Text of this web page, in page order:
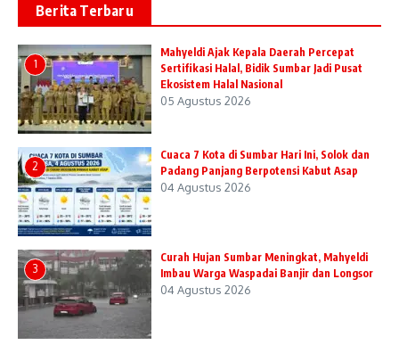
Berita Terbaru
1
Mahyeldi Ajak Kepala Daerah Percepat
Sertifikasi Halal, Bidik Sumbar Jadi Pusat
Ekosistem Halal Nasional
05 Agustus 2026
2
Cuaca 7 Kota di Sumbar Hari Ini, Solok dan
Padang Panjang Berpotensi Kabut Asap
04 Agustus 2026
3
Curah Hujan Sumbar Meningkat, Mahyeldi
Imbau Warga Waspadai Banjir dan Longsor
04 Agustus 2026